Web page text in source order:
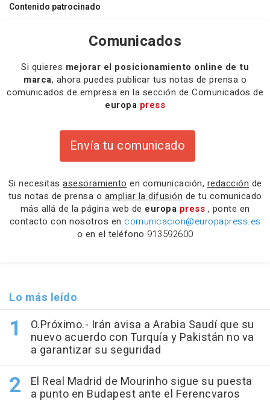
Contenido patrocinado
Comunicados
Si quieres mejorar el posicionamiento online de tu
marca, ahora puedes publicar tus notas de prensa o
comunicados de empresa en la sección de Comunicados de
europa press
Envía tu comunicado
Si necesitas asesoramiento en comunicación, redacción de
tus notas de prensa o ampliar la difusión de tu comunicado
más allá de la página web de europa press , ponte en
contacto con nosotros en comunicacion@europapress.es
o en el teléfono 913592600
Lo más leído
O.Próximo.- Irán avisa a Arabia Saudí que su
nuevo acuerdo con Turquía y Pakistán no va
a garantizar su seguridad
El Real Madrid de Mourinho sigue su puesta
a punto en Budapest ante el Ferencvaros